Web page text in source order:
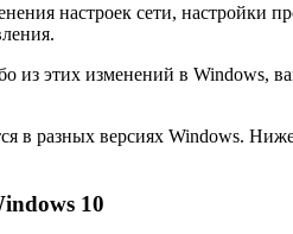
настроек сети, настройки
из этих изменений в Windows,
в разных версиях Windows.
10